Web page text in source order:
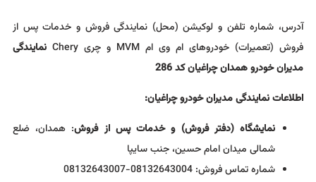
آدرس، شماره تلفن و لوکیشن (محل) نمایندگی فروش و خدمات پس از
فروش (تعمیرات) خودروهای ام وی ام MVM و چری Chery
نمایندگی
مدیران خودرو همدان چراغیان کد 286
اطلاعات نمایندگی مدیران خودرو چراغیان:
نمایشگاه (دفتر فروش) و خدمات پس از فروش: همدان، ضلع
شمالی میدان امام حسین، جنب سایپا
شماره تماس فروش: 08132643004-08132643007